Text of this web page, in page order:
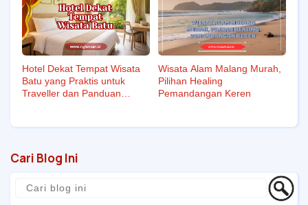
Hotel Dekat Tempat Wisata
Batu yang Praktis untuk
Traveller dan Panduan
Wisata Alam Malang Murah,
Pilihan Healing
Pemandangan Keren
Cari Blog Ini